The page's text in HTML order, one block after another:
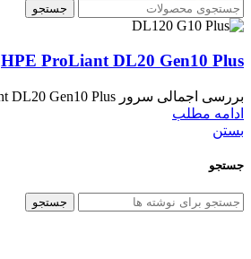
جستجو
HPE ProLiant DL20 Gen10 Plus
بررسی اجمالی سرور HPE ProLiant DL20 Gen10 Plusسرور متراکم و فشرده HPE ProLiant DL20 Gen10 Plus با پردازند...
ادامه مطلب
بستن
جستجو
جستجو